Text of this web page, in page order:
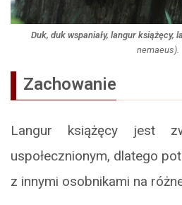
Duk, duk wspaniały, langur książęcy,
nemaeus).
Zachowanie
Langur książęcy jest
uspołecznionym, dlatego
z innymi osobnikami na